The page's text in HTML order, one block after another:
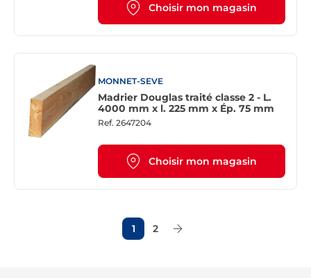
Choisir mon magasin
MONNET-SEVE
Madrier Douglas traité classe 2 - L.
4000 mm x l. 225 mm x Ép. 75 mm
Ref. 2647204
Choisir mon magasin
1 2